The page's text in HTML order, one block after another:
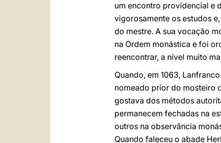
um encontro providencial e
vigorosamente os estudos
do mestre. A sua vocação
na Ordem monástica e foi
reencontrar, a nível muito
Quando, em 1063,
nomeado prior do mosteiro
gostava dos métodos
permanecem fechadas na
outros na observância
Quando faleceu o abade